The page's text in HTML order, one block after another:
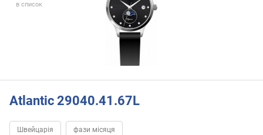
в список
Atlantic 29040.41.67L
Швейцарія фази місяця